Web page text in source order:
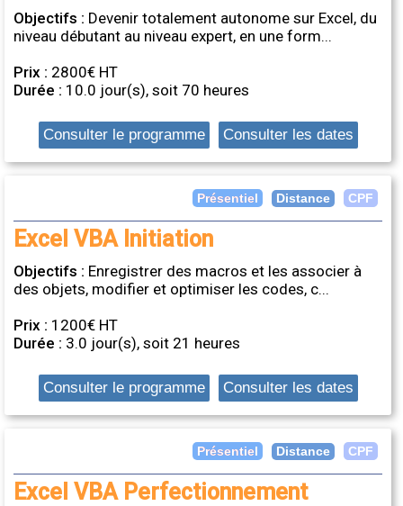
Objectifs : Devenir totalement autonome sur Excel, du
niveau débutant au niveau expert, en une form...
Prix : 2800€ HT
Durée : 10.0 jour(s), soit 70 heures
Consulter le programme Consulter les dates
Présentiel Distance CPF
Excel VBA Initiation
Objectifs : Enregistrer des macros et les associer à
des objets, modifier et optimiser les codes, c...
Prix : 1200€ HT
Durée : 3.0 jour(s), soit 21 heures
Consulter le programme Consulter les dates
Présentiel Distance CPF
Excel VBA Perfectionnement